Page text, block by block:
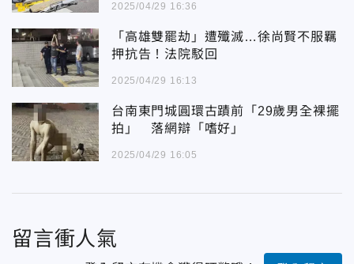
2025/04/29 16:36
「高雄雙罷劫」遭殲滅…徐尚賢不服羈
押抗告！法院駁回
2025/04/29 16:13
台南東門城圓環古蹟前「29歲男全裸擺
拍」 落網辯「嗜好」
2025/04/29 16:05
留言衝人氣